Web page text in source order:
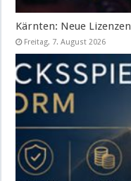
Kärnten: Neue
Freitag, 7. August 2026